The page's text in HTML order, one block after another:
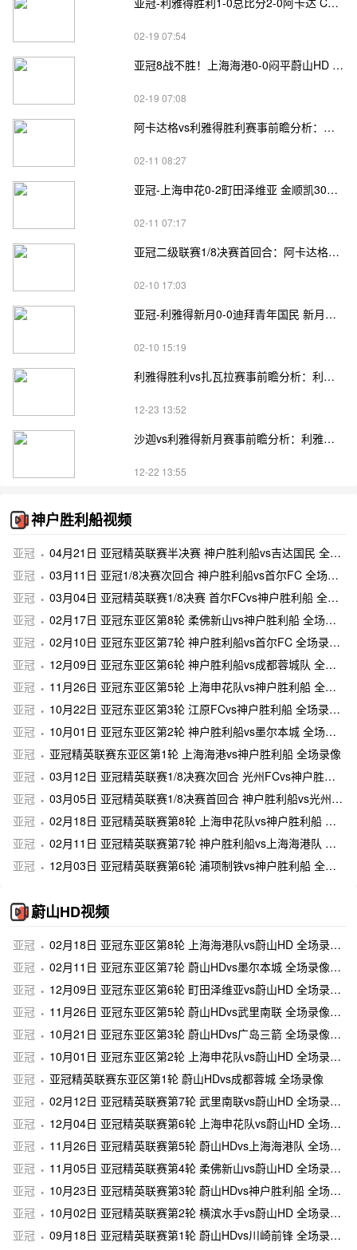
02-19 07:54
亚冠8战不胜！上海海港0-0闷平蔚山HD 东亚区垫底出局
02-19 07:08
阿卡达格vs利雅得胜利赛事前瞻分析：利雅得胜利在亚冠小组赛中展现了现象级的统治力
02-11 08:27
亚冠-上海申花0-2町田泽维亚 金顺凯30秒送点 相马勇纪双响
02-11 07:17
亚冠二级联赛1/8决赛首回合：阿卡达格坐镇主场迎战"残阵"利雅得胜利
02-10 17:03
亚冠-利雅得新月0-0迪拜青年国民 新月全场0射正
02-10 15:19
利雅得胜利vs扎瓦拉赛事前瞻分析：利雅得胜利整体状态出色
12-23 13:52
沙迦vs利雅得新月赛事前瞻分析：利雅得新月10场比赛连胜，状态极佳
12-22 13:55
神户胜利船视频
亚冠
04月21日 亚冠精英联赛半决赛 神户胜利船vs吉达国民 全场录像及集锦
亚冠
03月11日 亚冠1/8决赛次回合 神户胜利船vs首尔FC 全场录像及集锦
亚冠
03月04日 亚冠精英联赛1/8决赛 首尔FCvs神户胜利船 全场录像及集锦
亚冠
02月17日 亚冠东亚区第8轮 柔佛新山vs神户胜利船 全场录像及集锦
亚冠
02月10日 亚冠东亚区第7轮 神户胜利船vs首尔FC 全场录像及集锦
亚冠
12月09日 亚冠东亚区第6轮 神户胜利船vs成都蓉城队 全场录像及集锦
亚冠
11月26日 亚冠东亚区第5轮 上海申花队vs神户胜利船 全场录像及集锦
亚冠
10月22日 亚冠东亚区第3轮 江原FCvs神户胜利船 全场录像及集锦
亚冠
10月01日 亚冠东亚区第2轮 神户胜利船vs墨尔本城 全场录像及集锦
亚冠
亚冠精英联赛东亚区第1轮 上海海港vs神户胜利船 全场录像
亚冠
03月12日 亚冠精英联赛1/8决赛次回合 光州FCvs神户胜利船 全场录像及集锦
亚冠
03月05日 亚冠精英联赛1/8决赛首回合 神户胜利船vs光州FC 全场录像及集锦
亚冠
02月18日 亚冠精英联赛第8轮 上海申花队vs神户胜利船 全场录像及集锦
亚冠
02月11日 亚冠精英联赛第7轮 神户胜利船vs上海海港队 全场录像及集锦
亚冠
12月03日 亚冠精英联赛第6轮 浦项制铁vs神户胜利船 全场录像及集锦
蔚山HD视频
亚冠
02月18日 亚冠东亚区第8轮 上海海港队vs蔚山HD 全场录像及集锦
亚冠
02月11日 亚冠东亚区第7轮 蔚山HDvs墨尔本城 全场录像及集锦
亚冠
12月09日 亚冠东亚区第6轮 町田泽维亚vs蔚山HD 全场录像及集锦
亚冠
11月26日 亚冠东亚区第5轮 蔚山HDvs武里南联 全场录像及集锦
亚冠
10月21日 亚冠东亚区第3轮 蔚山HDvs广岛三箭 全场录像及集锦
亚冠
10月01日 亚冠东亚区第2轮 上海申花队vs蔚山HD 全场录像及集锦
亚冠
亚冠精英联赛东亚区第1轮 蔚山HDvs成都蓉城 全场录像
亚冠
02月12日 亚冠精英联赛第7轮 武里南联vs蔚山HD 全场录像及集锦
亚冠
12月04日 亚冠精英联赛第6轮 上海申花队vs蔚山HD 全场录像及集锦
亚冠
11月26日 亚冠精英联赛第5轮 蔚山HDvs上海海港队 全场录像及集锦
亚冠
11月05日 亚冠精英联赛第4轮 柔佛新山vs蔚山HD 全场录像及集锦
亚冠
10月23日 亚冠精英联赛第3轮 蔚山HDvs神户胜利船 全场录像及集锦
亚冠
10月02日 亚冠精英联赛第2轮 横滨水手vs蔚山HD 全场录像及集锦
亚冠
09月18日 亚冠精英联赛第1轮 蔚山HDvs川崎前锋 全场录像及集锦